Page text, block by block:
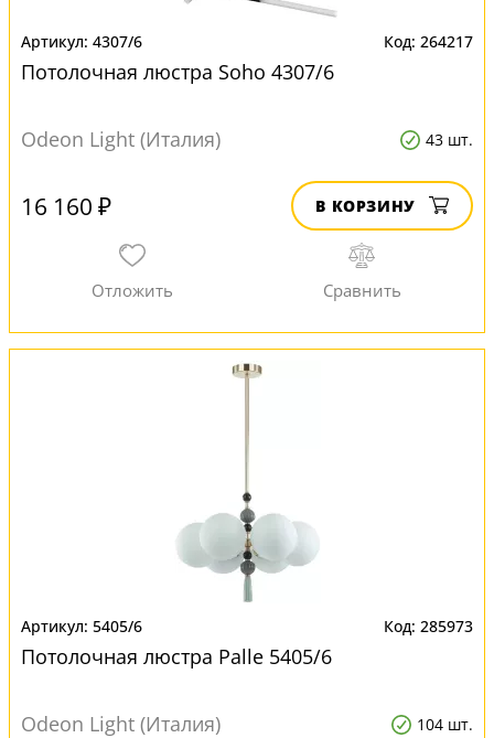
4307/6 264217
Потолочная люстра Soho 4307/6
Odeon Light (Италия) 43 шт.
16 160 ₽ В КОРЗИНУ
5405/6 285973
Потолочная люстра Palle 5405/6
Odeon Light (Италия) 104 шт.